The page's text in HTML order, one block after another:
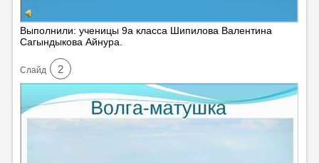
Выполнили: ученицы 9а класса Шипилова Валентина
Сагындыкова Айнура.
Cлайд 2